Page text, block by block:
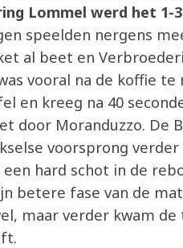
Lommel werd het 1-
speelden nergens
al beet en
vooral na de koffie te
en kreeg na 40
door Moranduzzo. De
voorsprong
hard schot in de
betere fase van de
maar verder kwam